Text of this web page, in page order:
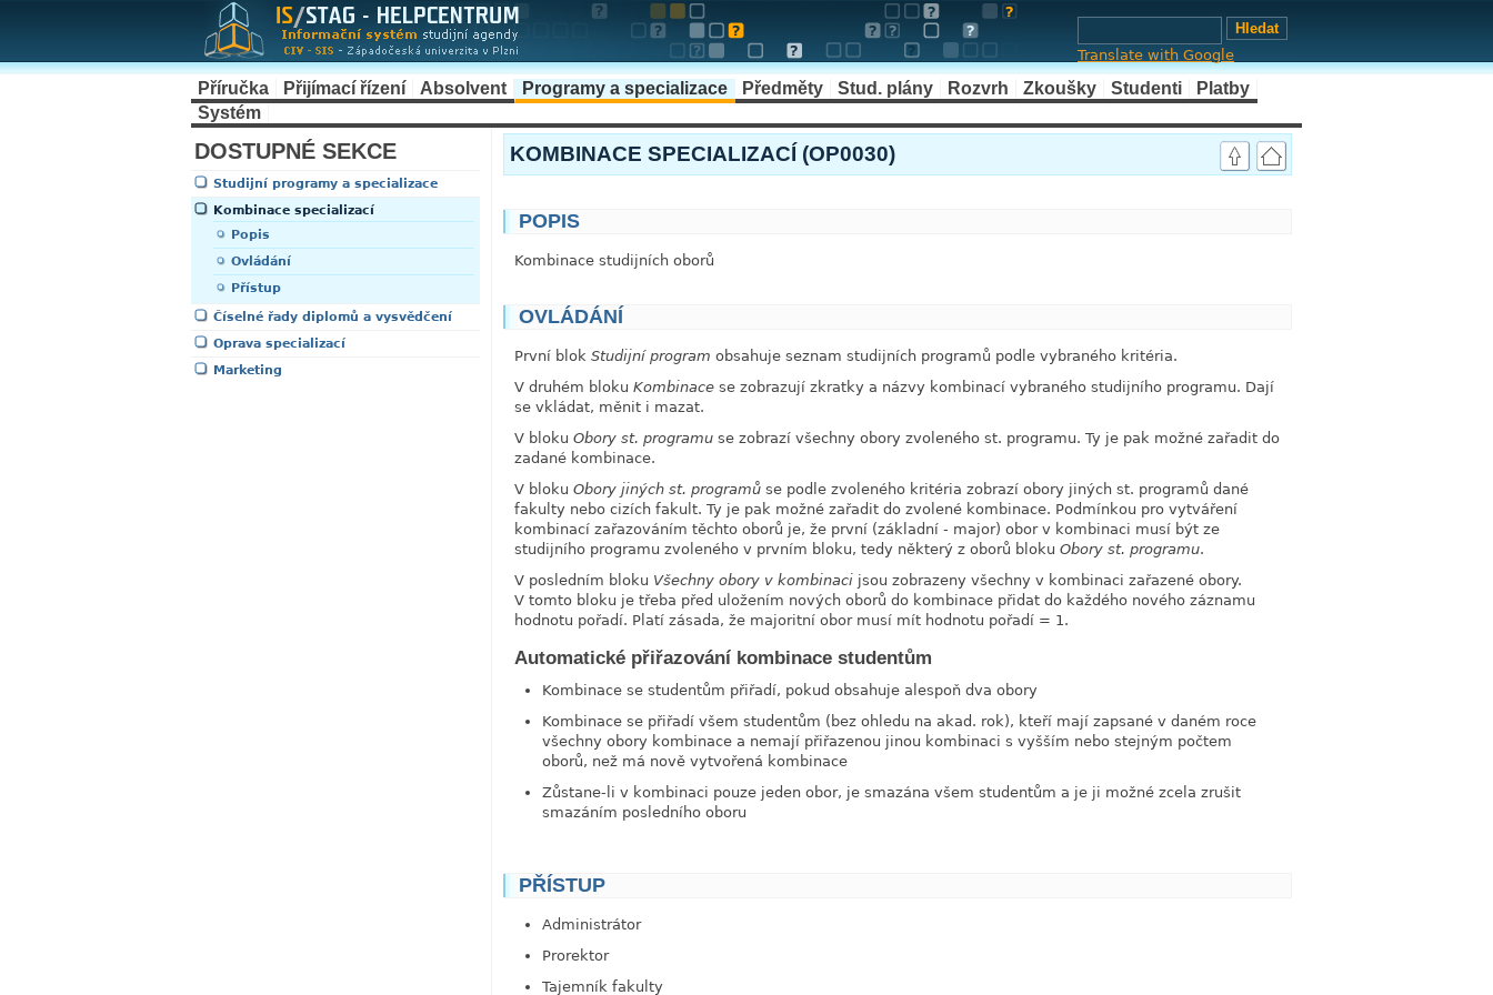
Translate with Google
Příručka Přijímací řízení Absolvent Programy a specializace Předměty Stud. plány Rozvrh Zkoušky Studenti
Platby
Systém
DOSTUPNÉ SEKCE
Studijní programy a specializace
Kombinace specializací
Popis
Ovládání
Přístup
Číselné řady diplomů a vysvědčení
Oprava specializací
Marketing
KOMBINACE SPECIALIZACÍ (OP0030)
POPIS
Kombinace studijních oborů
OVLÁDÁNÍ
První blok Studijní program obsahuje seznam studijních programů podle vybraného kritéria.
V druhém bloku Kombinace se zobrazují zkratky a názvy kombinací vybraného studijního programu. Dají
se vkládat, měnit i mazat.
V bloku Obory st. programu se zobrazí všechny obory zvoleného st. programu. Ty je pak možné zařadit do
zadané kombinace.
V bloku Obory jiných st. programů se podle zvoleného kritéria zobrazí obory jiných st. programů dané
fakulty nebo cizích fakult. Ty je pak možné zařadit do zvolené kombinace. Podmínkou pro vytváření
kombinací zařazováním těchto oborů je, že první (základní - major) obor v kombinaci musí být ze
studijního programu zvoleného v prvním bloku, tedy některý z oborů bloku Obory st. programu.
V posledním bloku Všechny obory v kombinaci jsou zobrazeny všechny v kombinaci zařazené obory.
V tomto bloku je třeba před uložením nových oborů do kombinace přidat do každého nového záznamu
hodnotu pořadí. Platí zásada, že majoritní obor musí mít hodnotu pořadí = 1.
Automatické přiřazování kombinace studentům
Kombinace se studentům přiřadí, pokud obsahuje alespoň dva obory
Kombinace se přiřadí všem studentům (bez ohledu na akad. rok), kteří mají zapsané v daném roce
všechny obory kombinace a nemají přiřazenou jinou kombinaci s vyšším nebo stejným počtem
oborů, než má nově vytvořená kombinace
Zůstane-li v kombinaci pouze jeden obor, je smazána všem studentům a je ji možné zcela zrušit
smazáním posledního oboru
PŘÍSTUP
Administrátor
Prorektor
Tajemník fakulty